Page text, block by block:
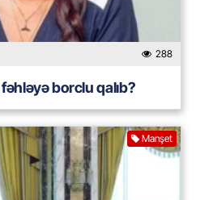
288
borclu qalıb?
Manşet